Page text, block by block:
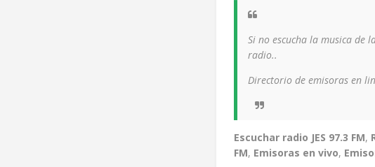
Si no escucha la musica de
radio..
Directorio de emisoras en
Escuchar radio JES 97.3 FM,
FM, Emisoras en vivo,